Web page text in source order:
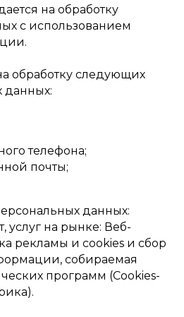
на обработку
c использованием
обработку следующих
данных:
телефона;
почты;
данных:
услуг на рынке: Веб-
рекламы и cookies и сбор
собираемая
программ (Cookies-